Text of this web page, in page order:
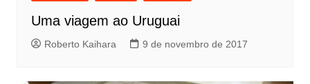
Uma viagem ao Uruguai
Roberto Kaihara 9 de novembro de 2017